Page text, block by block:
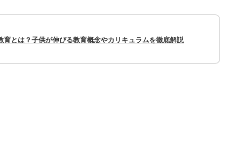
育とは？子供が伸びる教育概念やカリキュラムを徹底解説